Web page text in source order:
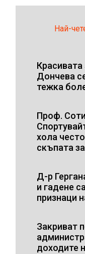
Най-
Дончева
тежка
Проф.
хола
скъпата
Д-р
и гадене
признаци
Закриват
доходите